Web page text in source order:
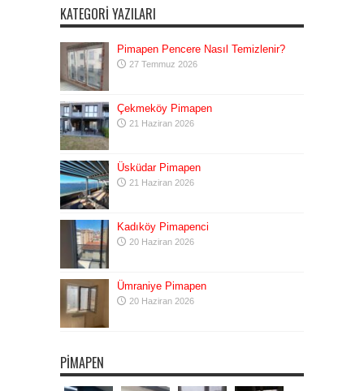
KATEGORI YAZILARI
Pimapen Pencere Nasıl Temizlenir?
27 Temmuz 2026
Çekmeköy Pimapen
21 Haziran 2026
Üsküdar Pimapen
21 Haziran 2026
Kadıköy Pimapenci
20 Haziran 2026
Ümraniye Pimapen
20 Haziran 2026
PIMAPEN